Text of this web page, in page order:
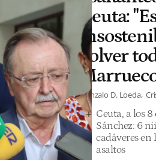
Ceuta:
volver
Gonzalo D. Loeda
Ceuta, a los
Sánchez: 6
cadáveres en
asaltos